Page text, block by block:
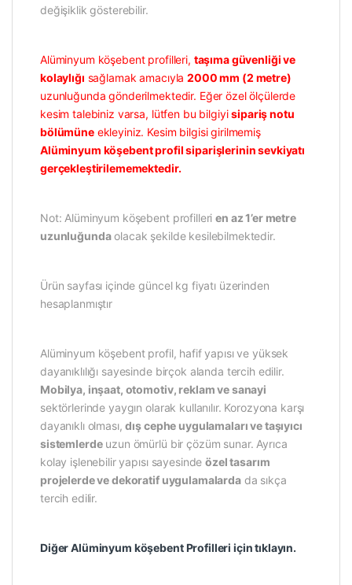
değişiklik gösterebilir.
Alüminyum köşebent profilleri, taşıma güvenliği ve
kolaylığı sağlamak amacıyla2000 mm (2 metre)
uzunluğunda gönderilmektedir. Eğer özel ölçülerde
kesim talebiniz varsa, lütfen bu bilgiyisipariş notu
bölümüneekleyiniz. Kesim bilgisi girilmemiş
Alüminyum köşebent profil siparişlerinin sevkiyatı
gerçekleştirilememektedir.
Not: Alüminyum köşebent profillerien az 1’er metre
uzunluğundaolacak şekilde kesilebilmektedir.
Ürün sayfası içinde güncel kg fiyatı üzerinden
hesaplanmıştır
Alüminyum köşebent profil, hafif yapısı ve yüksek
dayanıklılığı sayesinde birçok alanda tercih edilir.
Mobilya, inşaat, otomotiv, reklam ve sanayi
sektörlerinde yaygın olarak kullanılır. Korozyona karşı
dayanıklı olması,dış cephe uygulamaları ve taşıyıcı
sistemlerdeuzun ömürlü bir çözüm sunar. Ayrıca
kolay işlenebilir yapısı sayesindeözel tasarım
projelerde ve dekoratif uygulamalardada sıkça
tercih edilir.
Diğer Alüminyum köşebent Profilleri için tıklayın.